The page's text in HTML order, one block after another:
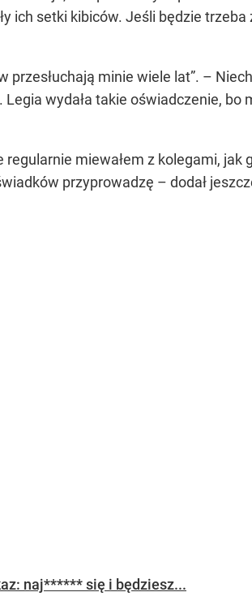
ich setki kibiców. Jeśli będzie
minie wiele lat”. –
wydała takie oświadczenie, bo
regularnie miewałem z kolegami, jak
przyprowadzę – dodał
naj****** się i będziesz...